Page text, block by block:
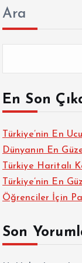
Ara
En Son
Türkiye’nin En
Dünyanın En
Türkiye Haritalı
Türkiye’nin En
Öğrenciler İçin
Son